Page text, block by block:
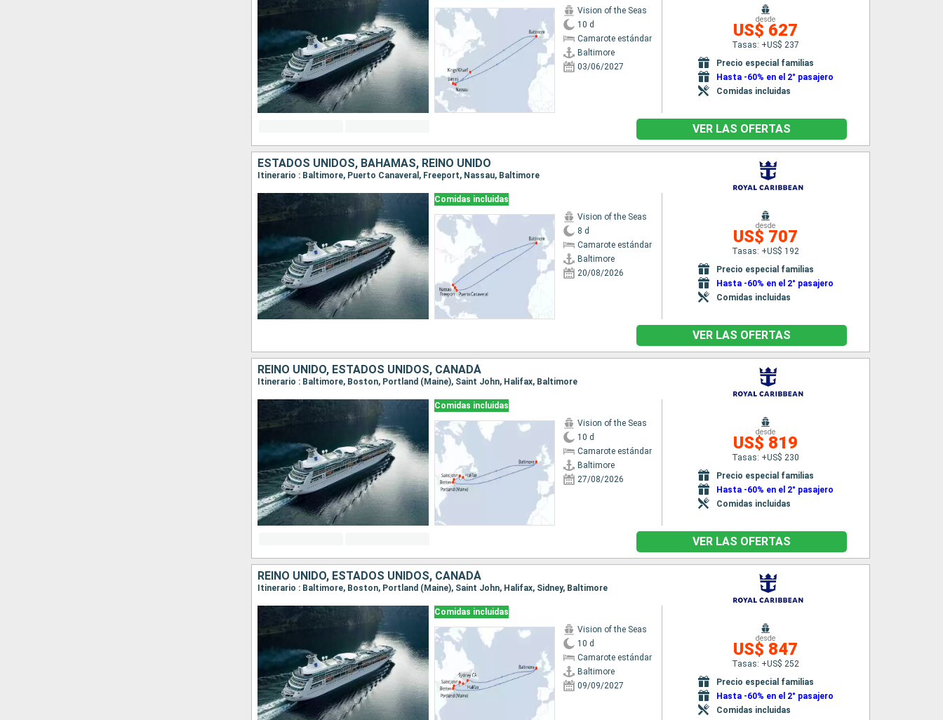
Vision of the Seas
10 d
Camarote estándar
Baltimore
03/06/2027
desde
US$ 627
Tasas: +US$ 237
Precio especial familias
Hasta -60% en el 2° pasajero
Comidas incluidas
VER LAS OFERTAS
ESTADOS UNIDOS, BAHAMAS, REINO UNIDO
Itinerario : Baltimore, Puerto Canaveral, Freeport, Nassau, Baltimore
Comidas incluidas
Vision of the Seas
8 d
Camarote estándar
Baltimore
20/08/2026
desde
US$ 707
Tasas: +US$ 192
Precio especial familias
Hasta -60% en el 2° pasajero
Comidas incluidas
VER LAS OFERTAS
REINO UNIDO, ESTADOS UNIDOS, CANADÁ
Itinerario : Baltimore, Boston, Portland (Maine), Saint John, Halifax, Baltimore
Comidas incluidas
Vision of the Seas
10 d
Camarote estándar
Baltimore
27/08/2026
desde
US$ 819
Tasas: +US$ 230
Precio especial familias
Hasta -60% en el 2° pasajero
Comidas incluidas
VER LAS OFERTAS
REINO UNIDO, ESTADOS UNIDOS, CANADÁ
Itinerario : Baltimore, Boston, Portland (Maine), Saint John, Halifax, Sidney, Baltimore
Comidas incluidas
Vision of the Seas
10 d
Camarote estándar
Baltimore
09/09/2027
desde
US$ 847
Tasas: +US$ 252
Precio especial familias
Hasta -60% en el 2° pasajero
Comidas incluidas